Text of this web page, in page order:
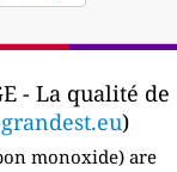
- La qualité de
)
monoxide) are